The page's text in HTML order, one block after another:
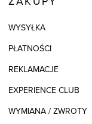
WYSYŁKA
PŁATNOŚCI
REKLAMACJE
EXPERIENCE CLUB
WYMIANA / ZWROTY